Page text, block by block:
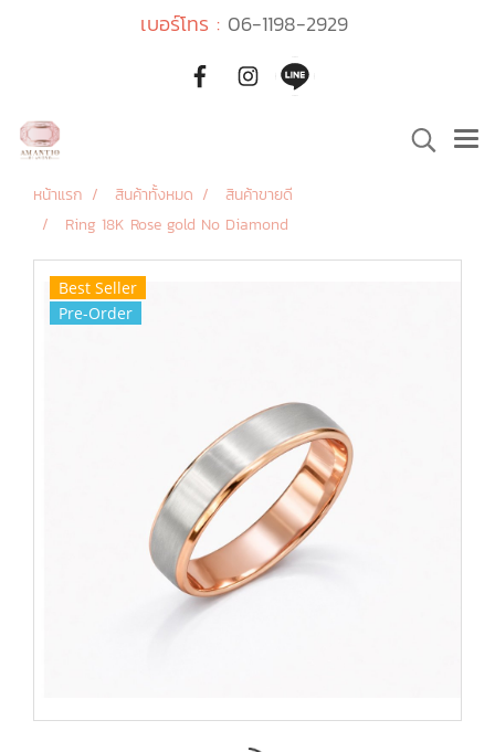
เบอร์โทร : 06-1198-2929
หน้าแรก สินค้าทั้งหมด
สินค้าขายดี
Ring 18K Rose gold No Diamond
Best Seller
Pre-Order